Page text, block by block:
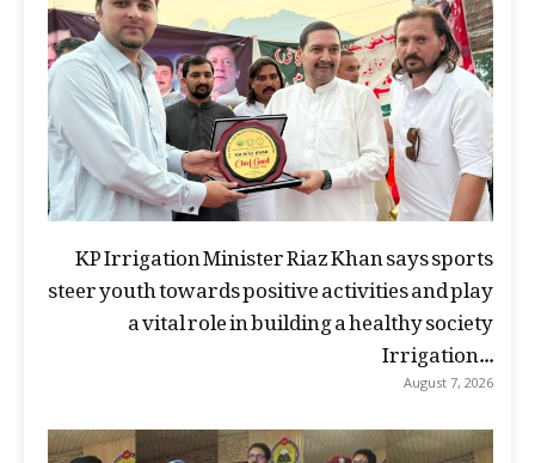
KP Irrigation Minister Riaz Khan says sports
steer youth towards positive activities and play
a vital role in building a healthy society
Irrigation...
August 7, 2026